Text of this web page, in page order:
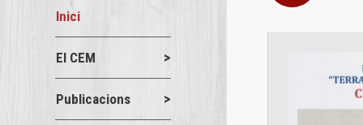
Inici
El CEM
Publicacions